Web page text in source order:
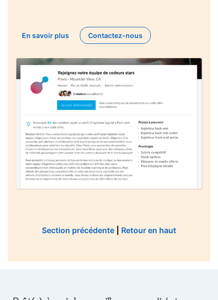
En savoir plus Contactez-nous
Section précédente Retour en haut